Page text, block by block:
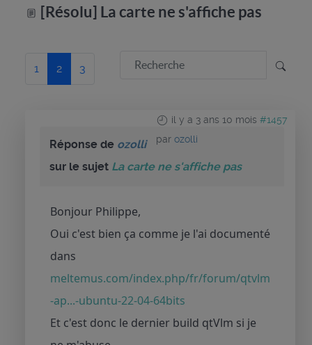
[Résolu] La carte ne s'affiche pas
1 2 3
il y a 3 ans 10 mois #1457
par ozolli
Réponse de ozolli
sur le sujet La carte ne s'affiche pas
Bonjour Philippe,
Oui c'est bien ça comme je l'ai documenté
dans
meltemus.com/index.php/fr/forum/qtvlm
-ap...-ubuntu-22-04-64bits
Et c'est donc le dernier build qtVlm si je